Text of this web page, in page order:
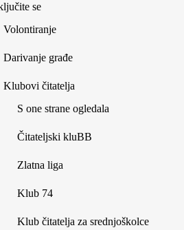
se
Volontiranje
Darivanje građe
Klubovi čitatelja
S one strane ogledala
Čitateljski kluBB
Zlatna liga
Klub 74
Klub čitatelja za srednjoškolce